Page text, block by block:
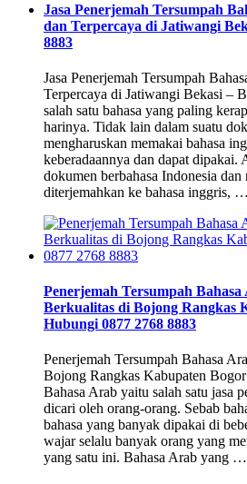
Jasa Penerjemah Tersumpah
dan Terpercaya di Jatiwangi
8883
Jasa Penerjemah Tersumpah
Terpercaya di Jatiwangi Bekasi –
salah satu bahasa yang paling
harinya. Tidak lain dalam suatu
mengharuskan memakai bahasa
keberadaannya dan dapat dipakai.
dokumen berbahasa Indonesia
diterjemahkan ke bahasa inggris, …
Penerjemah Tersumpah
Berkualitas di Bojong Rangkas
Hubungi 0877 2768 8883
Penerjemah Tersumpah Bahasa
Bojong Rangkas Kabupaten
Bahasa Arab yaitu salah satu jasa
dicari oleh orang-orang. Sebab
bahasa yang banyak dipakai di
wajar selalu banyak orang yang
yang satu ini. Bahasa Arab yang …